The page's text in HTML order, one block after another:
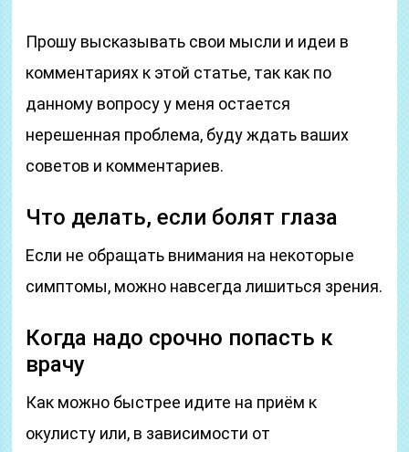
Прошу высказывать свои мысли и идеи в
комментариях к этой статье, так как по
данному вопросу у меня остается
нерешенная проблема, буду ждать ваших
советов и комментариев.
Что делать, если болят глаза
Если не обращать внимания на некоторые
симптомы, можно навсегда лишиться зрения.
Когда надо срочно попасть к
врачу
Как можно быстрее идите на приём к
окулисту или, в зависимости от